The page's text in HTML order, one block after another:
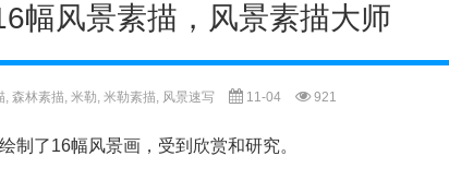
幅风景素描，风景素描大师
, 森林素描, 米勒, 米勒素描, 风景速写 11-04 921
制了16幅风景画，受到欣赏和研究。